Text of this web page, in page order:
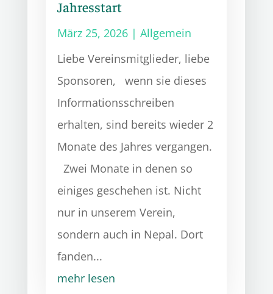
Jahresstart
März 25, 2026| Allgemein
Liebe Vereinsmitglieder, liebe
Sponsoren, wenn sie dieses
Informationsschreiben
erhalten, sind bereits wieder 2
Monate des Jahres vergangen.
Zwei Monate in denen so
einiges geschehen ist. Nicht
nur in unserem Verein,
sondern auch in Nepal. Dort
fanden...
mehr lesen